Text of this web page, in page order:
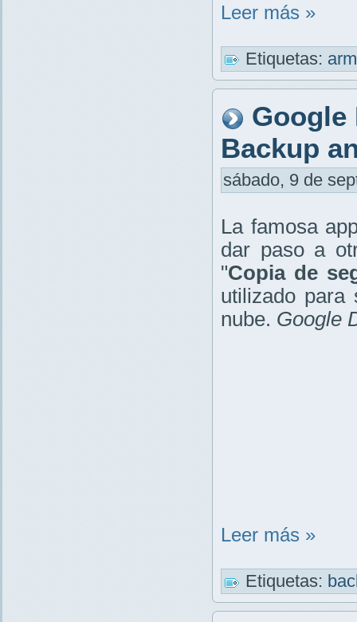
Leer más »
Etiquetas:
Google
Backup
sábado, 9 de
La famosa
dar paso a
"Copia de
utilizado para
nube. Google
Leer más »
Etiquetas: